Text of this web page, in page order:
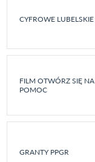
CYFROWE LUBELSKIE
FILM OTWÓRZ SIĘ NA
POMOC
GRANTY PPGR